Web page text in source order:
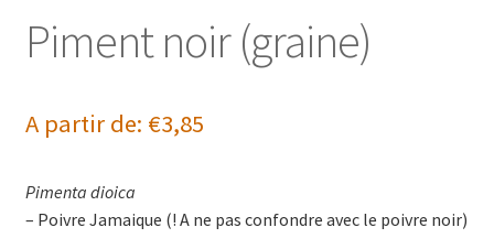
Piment noir (graine)
A partir de: €3,85
Pimenta dioica
– Poivre Jamaique (! A ne pas confondre avec le poivre noir)